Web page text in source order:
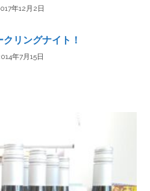
年12月2日
リングナイト！
年7月15日